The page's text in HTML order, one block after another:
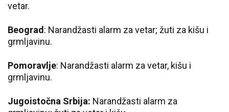
vetar.
Beograd : Narandžasti alarm za vetar; žuti za kišu i
grmljavinu.
Pomoravlje: Narandžasti alarm za vetar, kišu i
grmljavinu.
Jugoistočna Srbija: Narandžasti alarm za